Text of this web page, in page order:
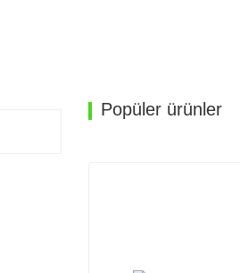
Popüler ürünler